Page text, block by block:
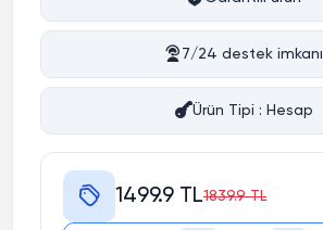
7/24 destek imkanı
Ürün Tipi : Hesap
1499.9 TL1839.9 TL